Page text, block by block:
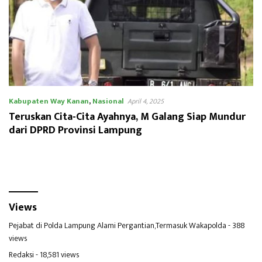
Kabupaten Way Kanan,Nasional April 4, 2025
Teruskan Cita-Cita Ayahnya, M Galang Siap Mundur
dari DPRD Provinsi Lampung
Views
Pejabat di Polda Lampung Alami Pergantian,Termasuk Wakapolda- 388
views
Redaksi- 18,581 views